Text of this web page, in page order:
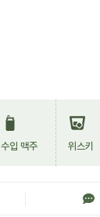
수입 맥주 위스키